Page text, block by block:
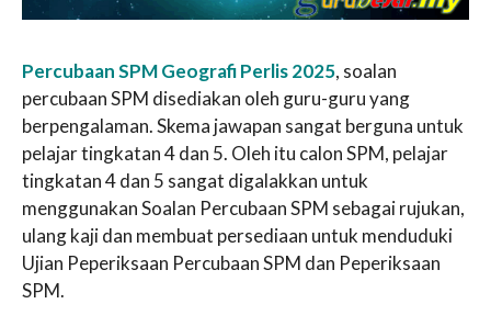
Percubaan SPM Geografi Perlis 2025, soalan
percubaan SPM disediakan oleh guru-guru yang
berpengalaman. Skema jawapan sangat berguna untuk
pelajar tingkatan 4 dan 5. Oleh itu calon SPM, pelajar
tingkatan 4 dan 5 sangat digalakkan untuk
menggunakan Soalan Percubaan SPM sebagai rujukan,
ulang kaji dan membuat persediaan untuk menduduki
Ujian Peperiksaan Percubaan SPM dan Peperiksaan
SPM.